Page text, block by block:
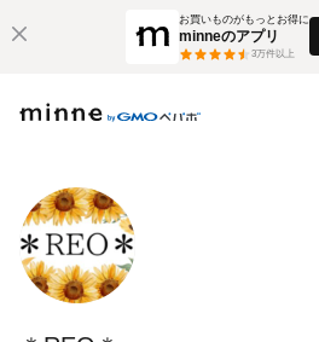
お買いものがもっとお得に
minneのアプリ
3万件以上